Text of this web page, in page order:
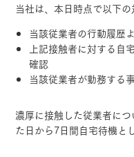
当社は、本日時点で以下の
当該従業者の行動履歴
上記接触者に対する自
確認
当該従業者が勤務する
濃厚に接触した従業者に
た日から7日間自宅待機と